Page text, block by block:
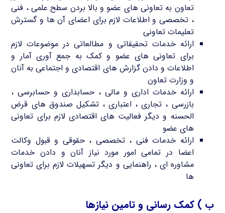
تعاون به تعاونی های عضو و بالا بردن سطح علمی ، فنی
، تخصصی و اطلاعات لازم برای اعضای آن ها و گسترش
تعلیمات تعاونی
ارائه خدمات تحقیقاتی و مطالعاتی در موضوعات لازم
برای تعاونی های عضو و کمک به جمع آوری آمار و
اطلاعات و دادن گزارش های اقتصادی و اجتماعی به آنان
و وزارت تعاون
ارائه خدمات اداری و مالی ، حسابداری و حسابرسی ،
بازرسی ، تجاری ، اعتباری ، تشکیل صندوق های قرض
الحسنه و دیگر فعالیت های اقتصادی لازم برای تعاونی
های عضو
ارائه خدمات فنی ، تخصصی ، حقوقی و قبول وکالت
اعضا در تمامی امور مورد نیاز آنان و دادن خدمات
مشاوره ای ، راهنمایی و دیگر تسهیلات لازم برای تعاونی
ها
ب ) کمک رسانی و تامین نیازها